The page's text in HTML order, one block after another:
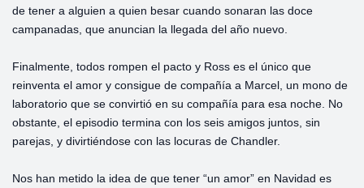
de tener a alguien a quien besar cuando sonaran las doce
campanadas, que anuncian la llegada del año nuevo.
Finalmente, todos rompen el pacto y Ross es el único que
reinventa el amor y consigue de compañía a Marcel, un mono de
laboratorio que se convirtió en su compañía para esa noche. No
obstante, el episodio termina con los seis amigos juntos, sin
parejas, y divirtiéndose con las locuras de Chandler.
Nos han metido la idea de que tener “un amor” en Navidad es